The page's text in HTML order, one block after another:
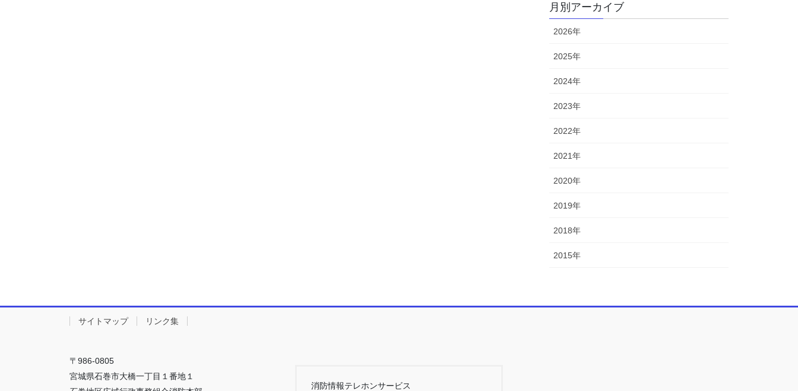
月別アーカイブ
2026年
2025年
2024年
2023年
2022年
2021年
2020年
2019年
2018年
2015年
サイトマップ リンク集
〒986-0805
宮城県石巻市大橋一丁目１番地１
消防情報テレホンサービス